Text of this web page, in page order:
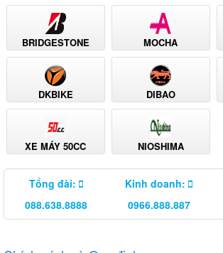
BRIDGESTONE MOCHA
DKBIKE DIBAO
XE MÁY 50CC NIOSHIMA
Tổng đài:
088.638.8888
Kinh doanh:
0966.888.887